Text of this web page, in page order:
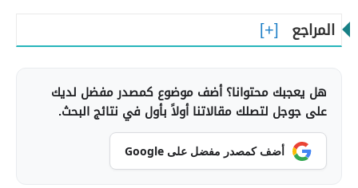
المراجع
هل يعجبك محتوانا؟ أضف موضوع كمصدر مفضل لديك
على جوجل لتصلك مقالاتنا أولاً بأول في نتائج البحث.
أضف كمصدر مفضل على Google